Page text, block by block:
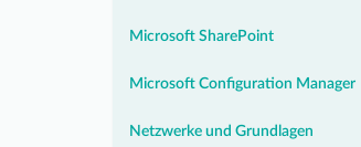
Microsoft SharePoint
Microsoft Configuration Manager
Netzwerke und Grundlagen